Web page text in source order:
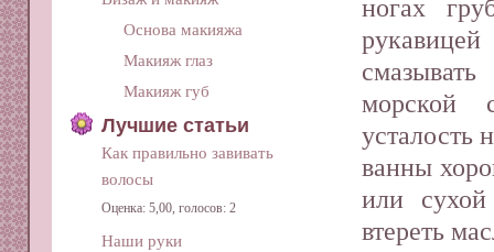
ногах
морской
усталость
ванны
или
втереть
Основа макияжа
Макияж глаз
Макияж губ
Лучшие статьи
Как правильно завивать
волосы
Оценка: 5,00, голосов: 2
Наши руки